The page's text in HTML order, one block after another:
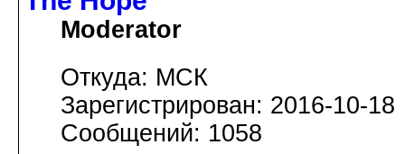
Moderator
Откуда: МСК
Зарегистрирован: 2016-10-18
Сообщений: 1058